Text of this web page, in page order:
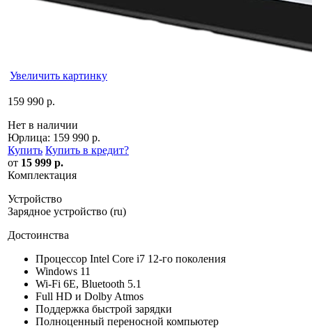
Увеличить картинку
159 990 р.
Нет в наличии
Юрлица: 159 990 р.
Купить Купить в кредит?
от 15 999 р.
Комплектация
Устройство
Зарядное устройство (ru)
Достоинства
Процессор Intel Core i7 12-го поколения
Windows 11
Wi-Fi 6E, Bluetooth 5.1
Full HD и Dolby Atmos
Поддержка быстрой зарядки
Полноценный переносной компьютер